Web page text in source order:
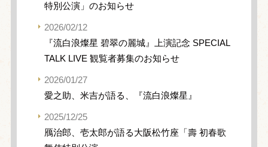
特別公演」のお知らせ
2026/02/12
『流白浪燦星 碧翠の麗城』上演記念 SPECIAL
TALK LIVE 観覧者募集のお知らせ
2026/01/27
愛之助、米吉が語る、『流白浪燦星』
2025/12/25
鴈治郎、壱太郎が語る大阪松竹座「壽 初春歌